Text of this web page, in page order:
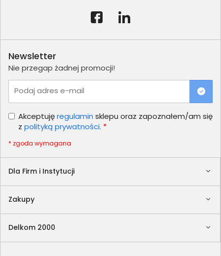
Dla Firm i Instytucji
Zakupy
Delkom 2000
Newsletter
Nie przegap żadnej promocji!
Podaj adres e-mail
Akceptujęregulamin sklepu oraz zapoznałem/am się
z polityką prywatności. *
* zgoda wymagana